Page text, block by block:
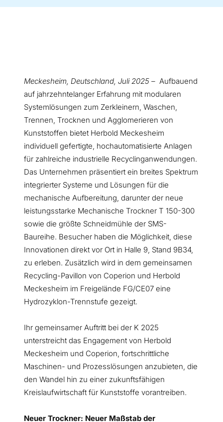
Meckesheim, Deutschland, Juli 2025 – Aufbauend
auf jahrzehntelanger Erfahrung mit modularen
Systemlösungen zum Zerkleinern, Waschen,
Trennen, Trocknen und Agglomerieren von
Kunststoffen bietet Herbold Meckesheim
individuell gefertigte, hochautomatisierte Anlagen
für zahlreiche industrielle Recyclinganwendungen.
Das Unternehmen präsentiert ein breites Spektrum
integrierter Systeme und Lösungen für die
mechanische Aufbereitung, darunter der neue
leistungsstarke Mechanische Trockner T 150-300
sowie die größte Schneidmühle der SMS-
Baureihe. Besucher haben die Möglichkeit, diese
Innovationen direkt vor Ort in Halle 9, Stand 9B34,
zu erleben. Zusätzlich wird in dem gemeinsamen
Recycling-Pavillon von Coperion und Herbold
Meckesheim im Freigelände FG/CE07 eine
Hydrozyklon-Trennstufe gezeigt.
Ihr gemeinsamer Auftritt bei der K 2025
unterstreicht das Engagement von Herbold
Meckesheim und Coperion, fortschrittliche
Maschinen- und Prozesslösungen anzubieten, die
den Wandel hin zu einer zukunftsfähigen
Kreislaufwirtschaft für Kunststoffe vorantreiben.
Neuer Trockner: Neuer Maßstab der